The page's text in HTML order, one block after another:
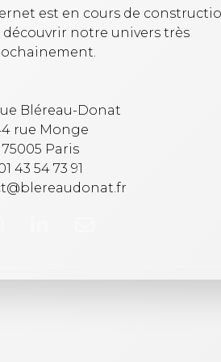
est en cours de
découvrir notre univers très
Bléreau-Donat
rue Monge
75005 Paris
43 54 73 91